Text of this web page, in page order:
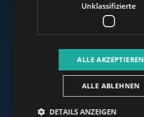
www.budapestluxuryapartments.hu
Unklassifizierte
ALLE AKZEPTIEREN
ALLE ABLEHNEN
DETAILS ANZEIGEN